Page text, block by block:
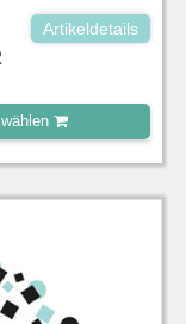
Artikeldetails
wählen